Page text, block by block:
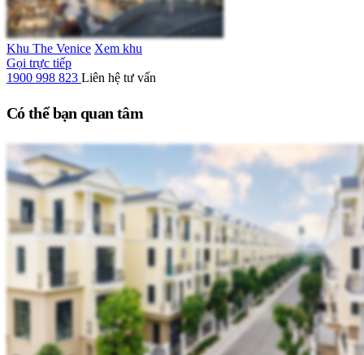
Khu The Venice Xem khu
Gọi trực tiếp
1900 998 823 Liên hệ tư vấn
Có thể bạn quan tâm